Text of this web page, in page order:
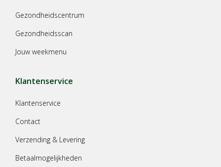
Gezondheidscentrum
Gezondheidsscan
Jouw weekmenu
Klantenservice
Klantenservice
Contact
Verzending & Levering
Betaalmogelijkheden